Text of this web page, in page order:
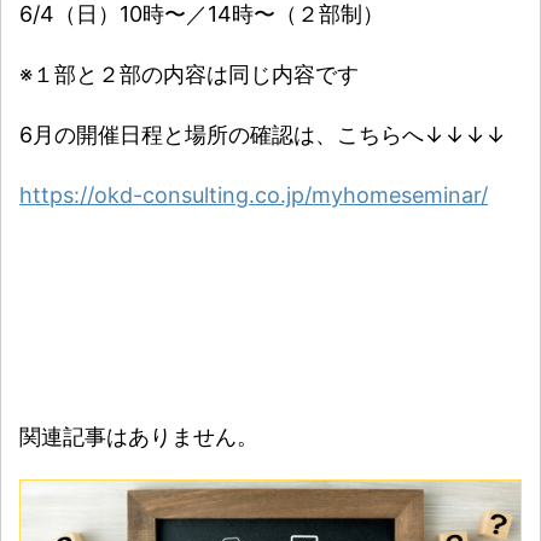
6/4（日）10時〜／14時〜（２部制）
※１部と２部の内容は同じ内容です
6月の開催日程と場所の確認は、こちらへ↓↓↓↓
https://okd-consulting.co.jp/myhomeseminar/
関連記事はありません。